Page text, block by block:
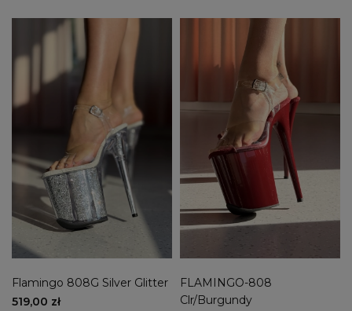
Flamingo 808G Silver Glitter
519,00 zł
FLAMINGO-808
Clr/Burgundy